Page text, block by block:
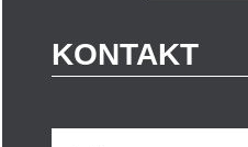
KONTAKT